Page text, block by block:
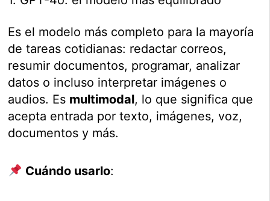
Es el modelo más completo para la mayoría
de tareas cotidianas: redactar correos,
resumir documentos, programar, analizar
datos o incluso interpretar imágenes o
audios. Es multimodal, lo que significa que
acepta entrada por texto, imágenes, voz,
documentos y más.
Cuándo usarlo: